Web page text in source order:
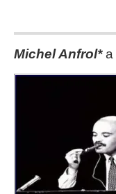
Michel Anfrol*a